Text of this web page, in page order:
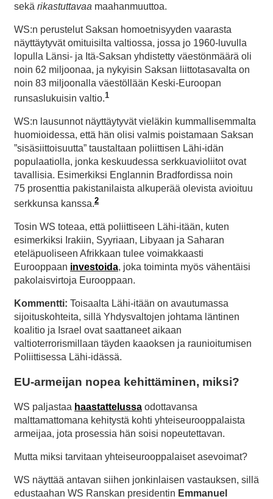
sekä rikastuttavaa maahanmuuttoa.
WS:n perustelut Saksan homoetnisyyden vaarasta
näyttäytyvät omituisilta valtiossa, jossa jo 1960-luvulla
lopulla Länsi- ja Itä-Saksan yhdistetty väestönmäärä oli
noin 62 miljoonaa, ja nykyisin Saksan liittotasavalta on
noin 83 miljoonalla väestöllään Keski-Euroopan
runsaslukuisin valtio.1
WS:n lausunnot näyttäytyvät vieläkin kummallisemmalta
huomioidessa, että hän olisi valmis poistamaan Saksan
”sisäsiittoisuutta” taustaltaan poliittisen Lähi-idän
populaatiolla, jonka keskuudessa serkkuavioliitot ovat
tavallisia. Esimerkiksi Englannin Bradfordissa noin
75 prosenttia pakistanilaista alkuperää olevista avioituu
serkkunsa kanssa.2
Tosin WS toteaa, että poliittiseen Lähi-itään, kuten
esimerkiksi Irakiin, Syyriaan, Libyaan ja Saharan
eteläpuoliseen Afrikkaan tulee voimakkaasti
Eurooppaan investoida, joka toiminta myös vähentäisi
pakolaisvirtoja Eurooppaan.
Kommentti: Toisaalta Lähi-itään on avautumassa
sijoituskohteita, sillä Yhdysvaltojen johtama läntinen
koalitio ja Israel ovat saattaneet aikaan
valtioterrorismillaan täyden kaaoksen ja raunioitumisen
Poliittisessa Lähi-idässä.
EU-armeijan nopea kehittäminen, miksi?
WS paljastaa haastattelussa odottavansa
malttamattomana kehitystä kohti yhteiseurooppalaista
armeijaa, jota prosessia hän soisi nopeutettavan.
Mutta miksi tarvitaan yhteiseurooppalaiset asevoimat?
WS näyttää antavan siihen jonkinlaisen vastauksen, sillä
edustaahan WS Ranskan presidentin Emmanuel